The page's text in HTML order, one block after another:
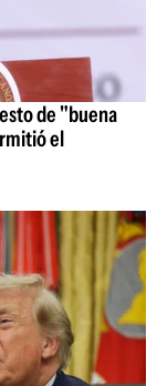
de "buena
el